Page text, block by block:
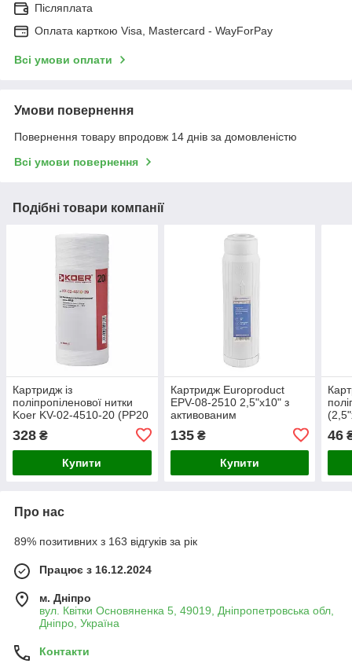
Післяплата
Оплата карткою Visa, Mastercard - WayForPay
Всі умови оплати
Умови повернення
Повернення товару впродовж 14 днів за домовленістю
Всі умови повернення
Подібні товари компанії
Картридж із
поліпропіленової нитки
Koer KV-02-4510-20 (PP20
328 ₴
Купити
Картридж Europroduct
EPV-08-2510 2,5"x10" з
активованим
гранульованим вугіллям
для побутового очищення
води
135₴
Купити
46
Про нас
89% позитивних з 163 відгуків за рік
Працює з 16.12.2024
м. Дніпро
вул. Квітки Основяненка 5, 49019, Дніпропетровська обл,
Дніпро, Україна
Контакти